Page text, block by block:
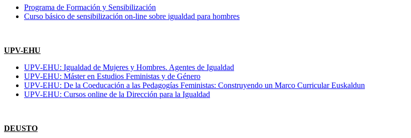
Programa de Formación y Sensibilización
Curso básico de sensibilización on-line sobre igualdad para hombres
UPV-EHU
UPV-EHU: Igualdad de Mujeres y Hombres. Agentes de Igualdad
UPV-EHU: Máster en Estudios Feministas y de Género
UPV-EHU: De la Coeducación a las Pedagogías Feministas: Construyendo un Marco Curricular Euskaldun
UPV-EHU: Cursos online de la Dirección para la Igualdad
DEUSTO